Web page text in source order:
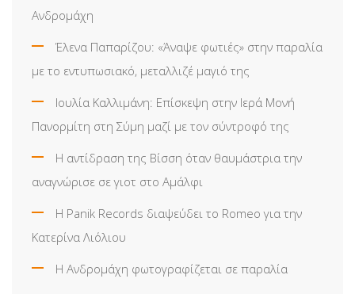
Ανδρομάχη
Έλενα Παπαρίζου: «Άναψε φωτιές» στην παραλία
με το εντυπωσιακό, μεταλλιζέ μαγιό της
Ιουλία Καλλιμάνη: Επίσκεψη στην Ιερά Μονή
Πανορμίτη στη Σύμη μαζί με τον σύντροφό της
Η αντίδραση της Βίσση όταν θαυμάστρια την
αναγνώρισε σε γιοτ στο Αμάλφι
Η Panik Records διαψεύδει το Romeo για την
Κατερίνα Λιόλιου
Η Ανδρομάχη φωτογραφίζεται σε παραλία